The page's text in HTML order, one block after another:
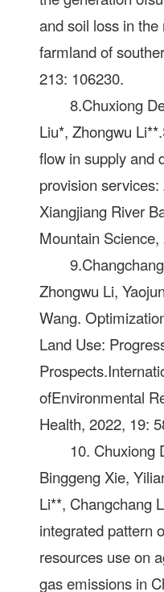
and soil loss in
farmland of
213: 106230.
8.Chuxiong
Liu*, Zhongwu
flow in supply and
provision
Xiangjiang River
Mountain
Zhongwu Li,
Wang.
Land Use:
ofEnvironmental
Health, 2022, 19:
10. Chuxiong
Binggeng Xie,
Li**, Changchang
integrated pattern
resources use on
gas emissions in